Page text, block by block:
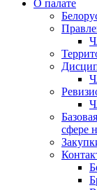
О палате
сфере